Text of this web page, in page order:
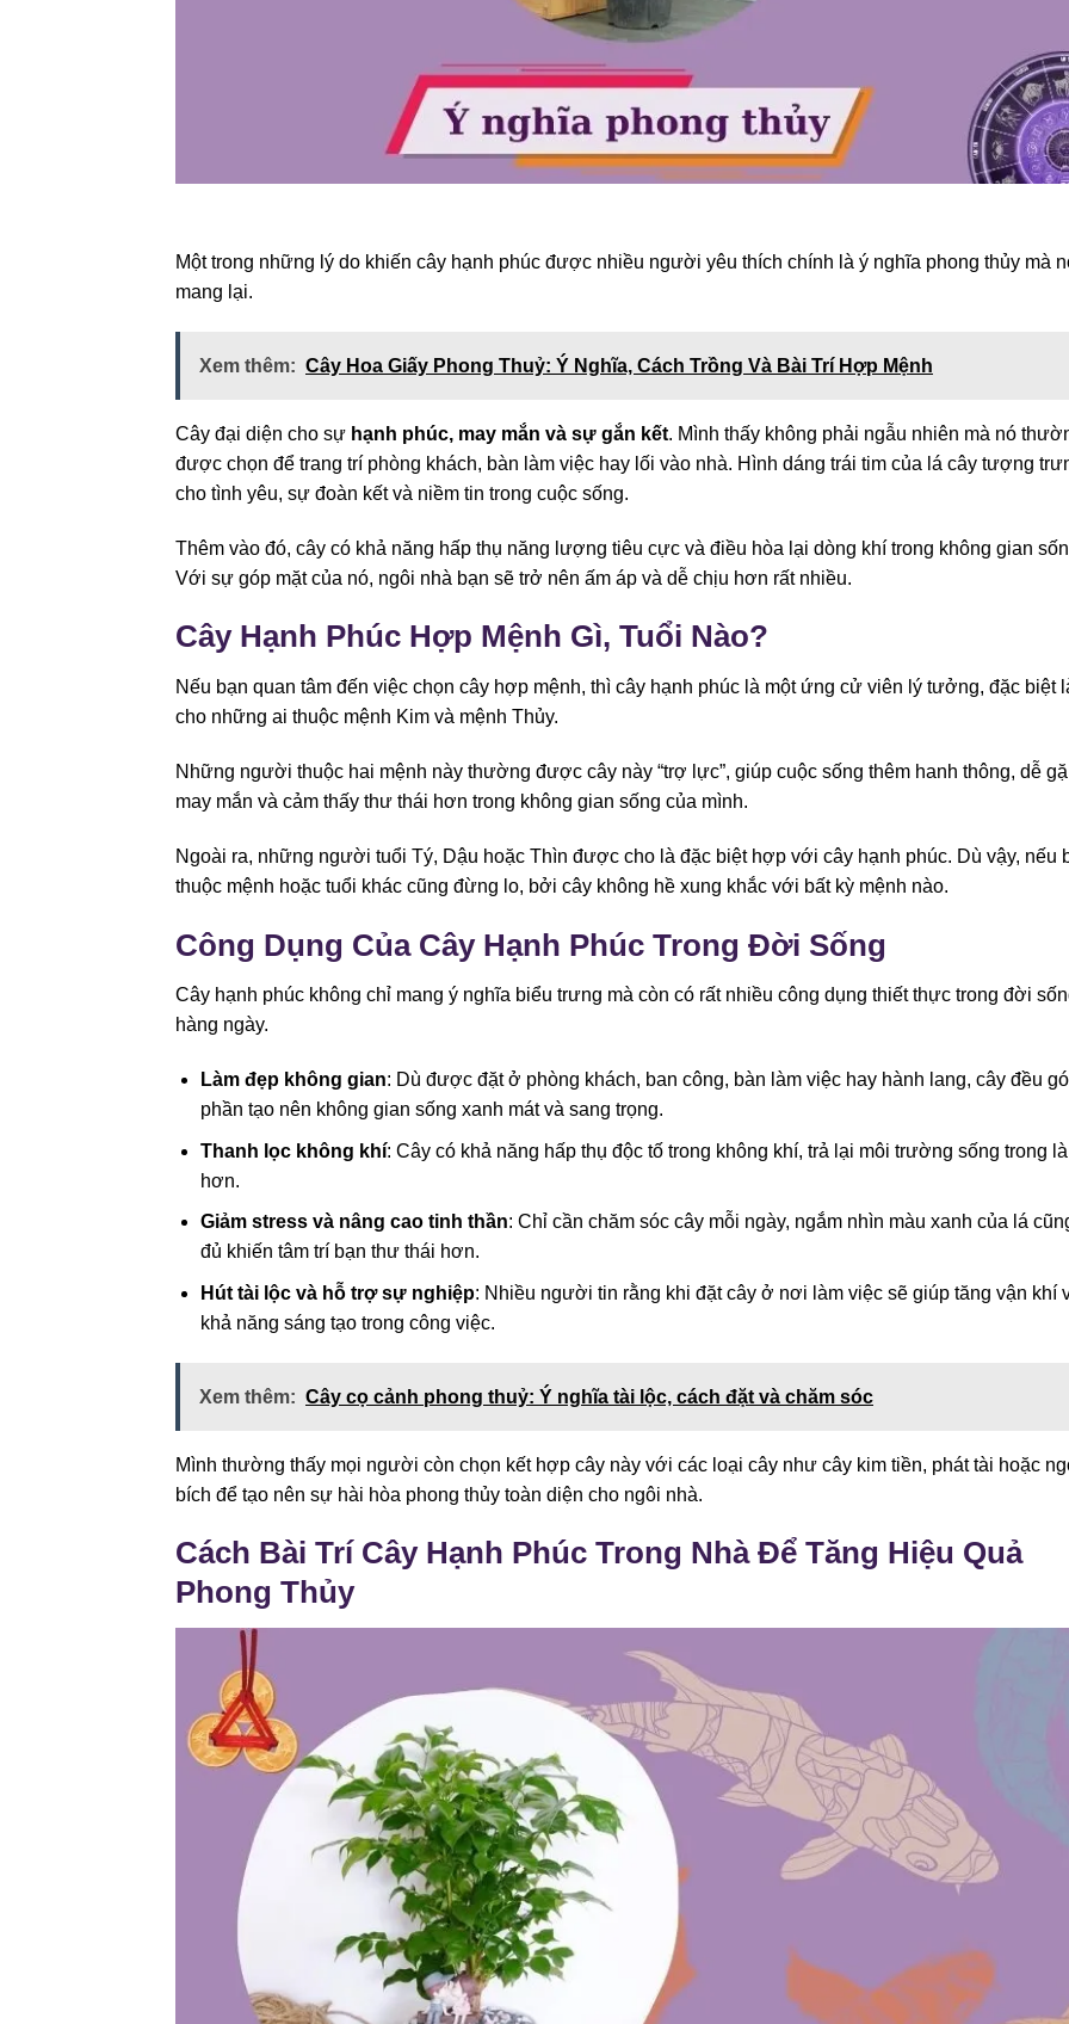
Một trong những lý do khiến cây hạnh phúc được nhiều người yêu thích chính là ý nghĩa phong thủy mà
mang lại.
Xem thêm: Cây Hoa Giấy Phong Thuỷ: Ý Nghĩa, Cách Trồng Và Bài Trí Hợp Mệnh
Cây đại diện cho sự hạnh phúc, may mắn và sự gắn kết. Mình thấy không phải ngẫu nhiên mà nó
được chọn để trang trí phòng khách, bàn làm việc hay lối vào nhà. Hình dáng trái tim của lá cây tượng
cho tình yêu, sự đoàn kết và niềm tin trong cuộc sống.
Thêm vào đó, cây có khả năng hấp thụ năng lượng tiêu cực và điều hòa lại dòng khí trong không gian
Với sự góp mặt của nó, ngôi nhà bạn sẽ trở nên ấm áp và dễ chịu hơn rất nhiều.
Cây Hạnh Phúc Hợp Mệnh Gì, Tuổi Nào?
Nếu bạn quan tâm đến việc chọn cây hợp mệnh, thì cây hạnh phúc là một ứng cử viên lý tưởng, đặc biệt
cho những ai thuộc mệnh Kim và mệnh Thủy.
Những người thuộc hai mệnh này thường được cây này “trợ lực”, giúp cuộc sống thêm hanh thông, dễ
may mắn và cảm thấy thư thái hơn trong không gian sống của mình.
Ngoài ra, những người tuổi Tý, Dậu hoặc Thìn được cho là đặc biệt hợp với cây hạnh phúc. Dù vậy, nếu
thuộc mệnh hoặc tuổi khác cũng đừng lo, bởi cây không hề xung khắc với bất kỳ mệnh nào.
Công Dụng Của Cây Hạnh Phúc Trong Đời Sống
Cây hạnh phúc không chỉ mang ý nghĩa biểu trưng mà còn có rất nhiều công dụng thiết thực trong đời
hàng ngày.
Làm đẹp không gian: Dù được đặt ở phòng khách, ban công, bàn làm việc hay hành lang, cây đều
phần tạo nên không gian sống xanh mát và sang trọng.
Thanh lọc không khí: Cây có khả năng hấp thụ độc tố trong không khí, trả lại môi trường sống trong
hơn.
Giảm stress và nâng cao tinh thần: Chỉ cần chăm sóc cây mỗi ngày, ngắm nhìn màu xanh của lá
đủ khiến tâm trí bạn thư thái hơn.
Hút tài lộc và hỗ trợ sự nghiệp: Nhiều người tin rằng khi đặt cây ở nơi làm việc sẽ giúp tăng vận khí
khả năng sáng tạo trong công việc.
Xem thêm: Cây cọ cảnh phong thuỷ: Ý nghĩa tài lộc, cách đặt và chăm sóc
Mình thường thấy mọi người còn chọn kết hợp cây này với các loại cây như cây kim tiền, phát tài hoặc
bích để tạo nên sự hài hòa phong thủy toàn diện cho ngôi nhà.
Cách Bài Trí Cây Hạnh Phúc Trong Nhà Để Tăng Hiệu Quả
Phong Thủy